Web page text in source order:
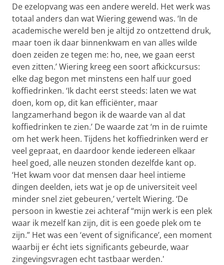
De ezelopvang was een andere wereld. Het werk was
totaal anders dan wat Wiering gewend was. ‘In de
academische wereld ben je altijd zo ontzettend druk,
maar toen ik daar binnenkwam en van alles wilde
doen zeiden ze tegen me: ho, nee, we gaan eerst
even zitten.’ Wiering kreeg een soort afkickcursus:
elke dag begon met minstens een half uur goed
koffiedrinken. ‘Ik dacht eerst steeds: laten we wat
doen, kom op, dit kan efficiënter, maar
langzamerhand begon ik de waarde van al dat
koffiedrinken te zien.’ De waarde zat ‘m in de ruimte
om het werk heen. Tijdens het koffiedrinken werd er
veel gepraat, en daardoor kende iedereen elkaar
heel goed, alle neuzen stonden dezelfde kant op.
‘Het kwam voor dat mensen daar heel intieme
dingen deelden, iets wat je op de universiteit veel
minder snel ziet gebeuren,’ vertelt Wiering. ‘De
persoon in kwestie zei achteraf “mijn werk is een plek
waar ik mezelf kan zijn, dit is een goede plek om te
zijn.” Het was een ‘event of significance’, een moment
waarbij er écht iets significants gebeurde, waar
zingevingsvragen echt tastbaar werden.'